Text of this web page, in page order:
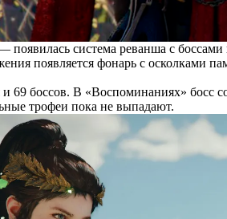
появилась система реванша с
появляется фонарь с осколками
боссов. В «Воспоминаниях» босс
трофеи пока не выпадают.